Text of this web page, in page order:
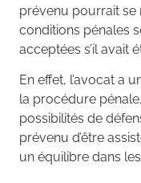
prévenu pourrait
conditions pénales
acceptées s’il avait
En effet, l’avocat a
la procédure
possibilités de
prévenu d’être
un équilibre dans